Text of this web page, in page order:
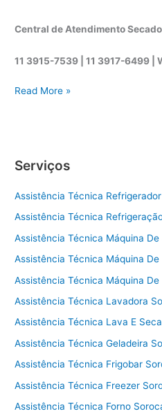
Central de Atendimento
11 3915-7539 | 11 3917-6499 |
A
t
n
c
a
t
n
i
a
s
a
Read More »
Serviços
Assistência Técnica
Assistência Técnica
Assistência Técnica Máquina
Assistência Técnica Máquina
Assistência Técnica Máquina
Assistência Técnica Lavadora
Assistência Técnica Lava E
Assistência Técnica Geladeira
Assistência Técnica Frigobar
Assistência Técnica Freezer
Assistência Técnica Forno